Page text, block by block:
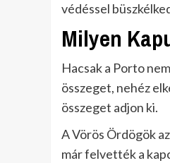
védéssel
Milyen
Hacsak a Porto
összeget, nehéz
összeget adjon ki.
A Vörös Ördögök
már felvették a